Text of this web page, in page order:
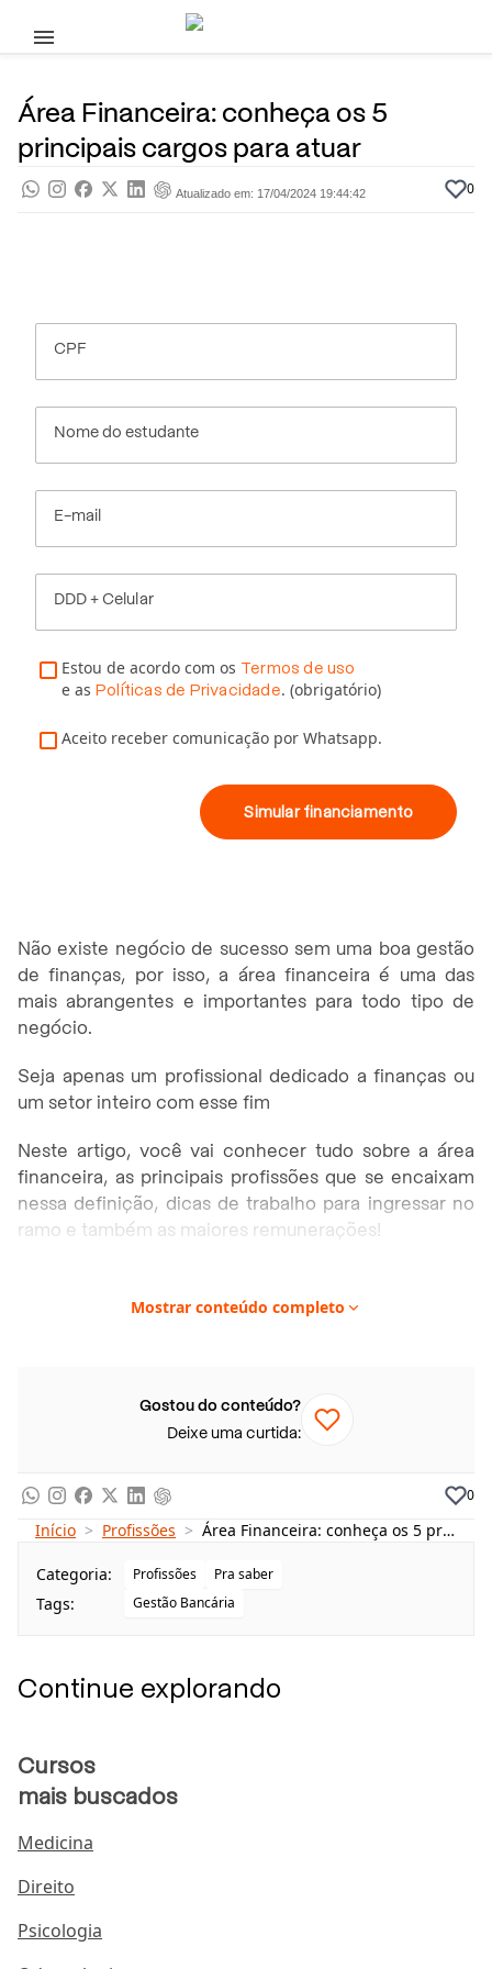
Pular para o conteúdo principal
Área Financeira: conheça os 5
principais cargos para atuar
Atualizado em: 17/04/2024 19:44:42 0
CPF
Nome do estudante
E-mail
DDD + Celular
Estou de acordo com os Termos de uso
e as Políticas de Privacidade. (obrigatório)
Aceito receber comunicação por Whatsapp.
Simular financiamento
Não existe negócio de sucesso sem uma boa gestão
de finanças, por isso, a área financeira é uma das
mais abrangentes e importantes para todo tipo de
negócio.
Seja apenas um profissional dedicado a finanças ou
um setor inteiro com esse fim
Neste artigo, você vai conhecer tudo sobre a área
financeira, as principais profissões que se encaixam
nessa definição, dicas de trabalho para ingressar no
ramo e também as maiores remunerações!
Quais são as áreas financeiras?
Planejamento
Analista de finanças
Analista de créditos
Analista de investimentos
Gerente financeiro
Quem trabalha na área financeira?
Mostrar conteúdo completo
Gostou do conteúdo?
Deixe uma curtida:
0
Início > Profissões > Área Financeira: conheça os 5 principais cargos para atuar
Categoria: Profissões Pra saber
Tags: Gestão Bancária
Continue explorando
Cursos
mais buscados
Medicina
Direito
Psicologia